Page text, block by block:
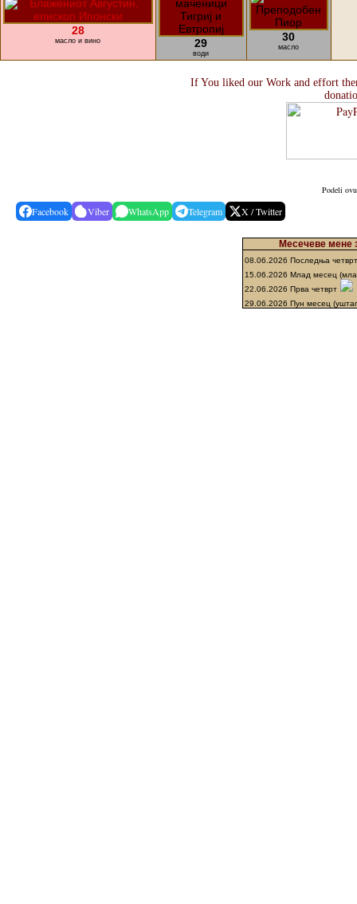
28
масло и вино 29
води
30
масло
If You liked our Work and effort
Podeli
Facebook Viber WhatsApp Telegram X / Twitter
Месечеве мене
08.06.2026 Последња
15.06.2026 Млад месец
22.06.2026 Прва четврт
29.06.2026 Пун месец